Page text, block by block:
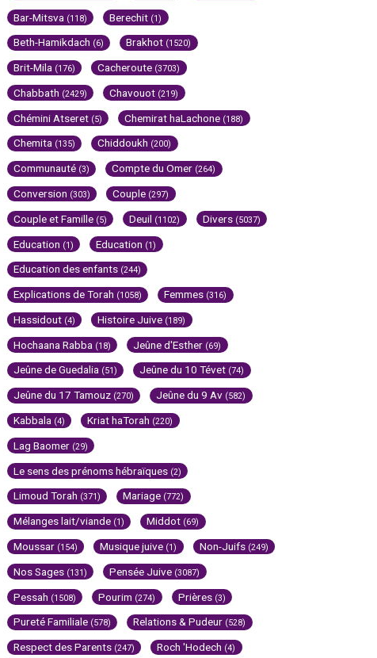
Bar-Mitsva (118) Berechit (1)
Beth-Hamikdach (6) Brakhot (1520)
Brit-Mila (176) Cacheroute (3703)
Chabbath (2429) Chavouot (219)
Chémini Atseret (5) Chemirat haLachone (188)
Chemita (135) Chiddoukh (200)
Communauté (3) Compte du Omer (264)
Conversion (303) Couple (297)
Couple et Famille (5) Deuil (1102) Divers (5037)
Education (1) Education (1)
Education des enfants (244)
Explications de Torah (1058) Femmes (316)
Hassidout (4) Histoire Juive (189)
Hochaana Rabba (18) Jeûne d'Esther (69)
Jeûne de Guedalia (51) Jeûne du 10 Tévet (74)
Jeûne du 17 Tamouz (270) Jeûne du 9 Av (582)
Kabbala (4) Kriat haTorah (220)
Lag Baomer (29)
Le sens des prénoms hébraïques (2)
Limoud Torah (371) Mariage (772)
Mélanges lait/viande (1) Middot (69)
Moussar (154) Musique juive (1) Non-Juifs (249)
Nos Sages (131) Pensée Juive (3087)
Pessah (1508) Pourim (274) Prières (3)
Pureté Familiale (578) Relations & Pudeur (528)
Respect des Parents (247) Roch 'Hodech (4)